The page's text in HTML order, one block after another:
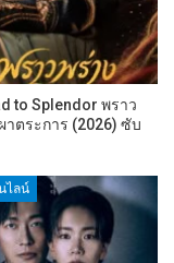
to Splendor พราว
าตระการ (2026) ซับ
ไลน์